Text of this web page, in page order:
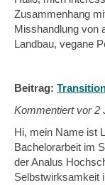
Zusammenhang
Misshandlung von
Landbau, vegane
Beitrag:
Kommentiert vor2
Hi, mein Name ist
Bachelorarbeit im
der Analus
Selbstwirksamkeit